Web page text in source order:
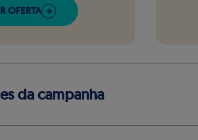
OFERTA
DE WIZINK REWARDS
da campanha